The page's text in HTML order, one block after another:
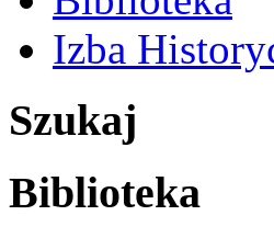
Izba
Szukaj
Biblioteka